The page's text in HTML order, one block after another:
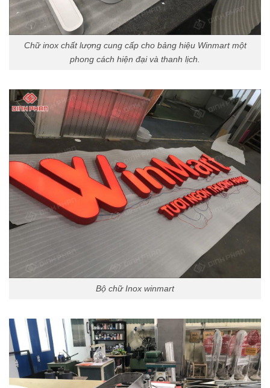
Chữ inox chất lượng cung cấp cho bảng hiệu Winmart một
phong cách hiện đại và thanh lịch.
Bộ chữ Inox winmart